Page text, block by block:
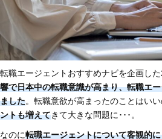
転職エージェントおすすめナビを企画した
響で日本中の転職意識が高まり、転職エ
ました。転職意欲が高まったのことはいい
ントも増えてきて大きな問題に･･･。
なのに転職エージェントについて客観的